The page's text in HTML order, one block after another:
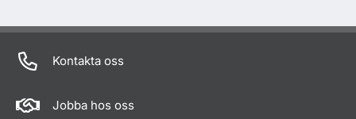
Kontakta oss
Jobba hos oss